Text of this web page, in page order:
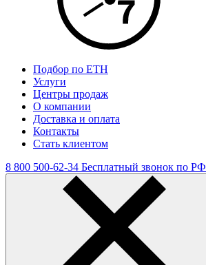
Подбор по ЕТН
Услуги
Центры продаж
О компании
Доставка и оплата
Контакты
Стать клиентом
8 800 500-62-34 Бесплатный звонок по РФ